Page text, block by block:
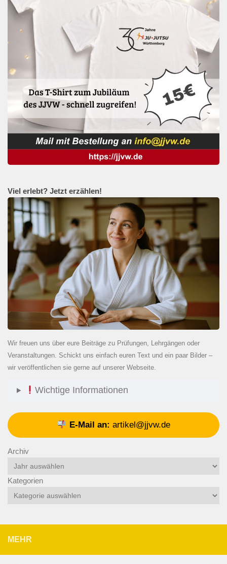
Viel erlebt? Jetzt erzählen!
Wir freuen uns über eure Beiträge zu Prüfungen, Lehrgängen oder
Veranstaltungen. Schickt uns einfach euren Text und ein paar Bilder –
wir veröffentlichen sie gerne auf unserer Webseite.
Wichtige Informationen
E-Mail an: artikel@jjvw.de
Archiv
Kategorien
MEHR